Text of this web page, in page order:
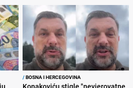
/BOSNA I HERCEGOVINA